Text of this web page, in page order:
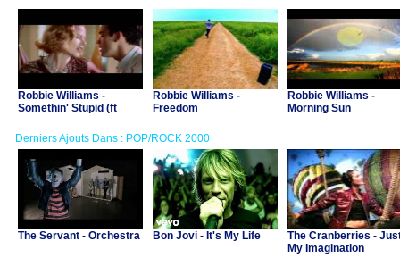
Robbie Williams -
Somethin' Stupid (ft
Robbie Williams -
Freedom
Robbie Williams -
Morning Sun
Derniers Ajouts Dans : POP/ROCK 2000
The Servant - Orchestra Bon Jovi - It's My Life
The Cranberries -
My Imagination